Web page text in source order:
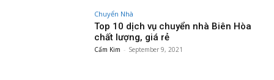
Chuyển Nhà
Top 10 dịch vụ chuyển nhà Biên Hòa
chất lượng, giá rẻ
Cẩm Kim - September 9, 2021